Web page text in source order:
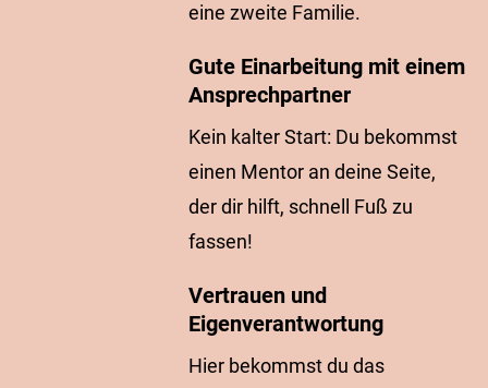
eine zweite Familie.
Gute Einarbeitung mit einem
Ansprechpartner
Kein kalter Start: Du bekommst
einen Mentor an deine Seite,
der dir hilft, schnell Fuß zu
fassen!
Vertrauen und
Eigenverantwortung
Hier bekommst du das